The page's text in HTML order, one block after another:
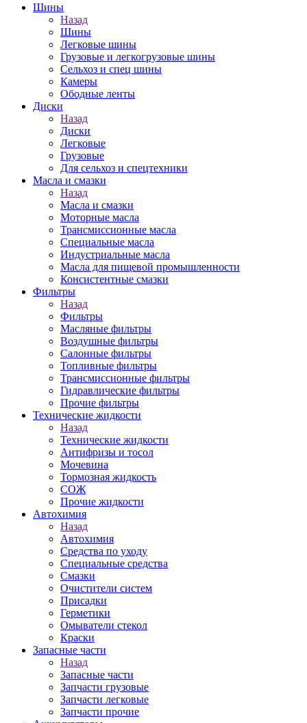
Шины
Назад
Шины
Легковые шины
Грузовые и легкогрузовые шины
Сельхоз и спец шины
Камеры
Ободные ленты
Диски
Назад
Диски
Легковые
Грузовые
Для сельхоз и спецтехники
Масла и смазки
Назад
Масла и смазки
Моторные масла
Трансмиссионные масла
Специальные масла
Индустриальные масла
Масла для пищевой промышленности
Консистентные смазки
Фильтры
Назад
Фильтры
Масляные фильтры
Воздушные фильтры
Салонные фильтры
Топливные фильтры
Трансмиссионные фильтры
Гидравлические фильтры
Прочие фильтры
Технические жидкости
Назад
Технические жидкости
Антифризы и тосол
Мочевина
Тормозная жидкость
СОЖ
Прочие жидкости
Автохимия
Назад
Автохимия
Средства по уходу
Специальные средства
Смазки
Очистители систем
Присадки
Герметики
Омыватели стекол
Краски
Запасные части
Назад
Запасные части
Запчасти грузовые
Запчасти легковые
Запчасти прочие